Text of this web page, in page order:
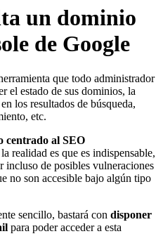
un dominio
de Google
que todo administrador
el estado de sus dominios, la
los resultados de búsqueda,
etc.
centrado al SEO
realidad es que es indispensable,
incluso de posibles vulneraciones
no son accesible bajo algún tipo
sencillo, bastará con disponer
para poder acceder a esta